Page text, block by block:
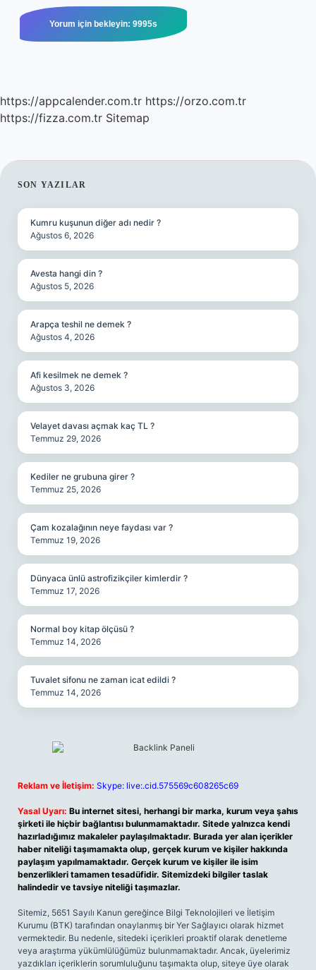
https://appcalender.com.tr https://orzo.com.tr
https://fizza.com.tr Sitemap
SIDEBAR
SON YAZILAR
Kumru kuşunun diğer adı nedir ?
Ağustos 6, 2026
Avesta hangi din ?
Ağustos 5, 2026
Arapça teshil ne demek ?
Ağustos 4, 2026
Afi kesilmek ne demek ?
Ağustos 3, 2026
Velayet davası açmak kaç TL ?
Temmuz 29, 2026
Kediler ne grubuna girer ?
Temmuz 25, 2026
Çam kozalağının neye faydası var ?
Temmuz 19, 2026
Dünyaca ünlü astrofizikçiler kimlerdir ?
Temmuz 17, 2026
Normal boy kitap ölçüsü ?
Temmuz 14, 2026
Tuvalet sifonu ne zaman icat edildi ?
Temmuz 14, 2026
Reklam ve İletişim: Skype: live:.cid.575569c608265c69
Yasal Uyarı: Bu internet sitesi, herhangi bir marka, kurum veya şahıs
şirketi ile hiçbir bağlantısı bulunmamaktadır. Sitede yalnızca kendi
hazırladığımız makaleler paylaşılmaktadır. Burada yer alan içerikler
haber niteliği taşımamakta olup, gerçek kurum ve kişiler hakkında
paylaşım yapılmamaktadır. Gerçek kurum ve kişiler ile isim
benzerlikleri tamamen tesadüfidir. Sitemizdeki bilgiler taslak
halindedir ve tavsiye niteliği taşımazlar.
Sitemiz, 5651 Sayılı Kanun gereğince Bilgi Teknolojileri ve İletişim
Kurumu (BTK) tarafından onaylanmış bir Yer Sağlayıcı olarak hizmet
vermektedir. Bu nedenle, sitedeki içerikleri proaktif olarak denetleme
veya araştırma yükümlülüğümüz bulunmamaktadır. Ancak, üyelerimiz
yazdıkları içeriklerin sorumluluğunu taşımakta olup, siteye üye olarak